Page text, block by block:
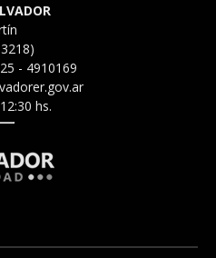
- 4910169
hs.